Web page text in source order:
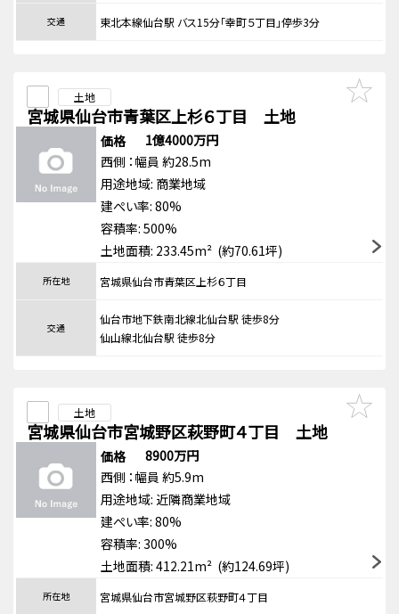
交通 東北本線仙台駅 バス15分「幸町５丁目」停歩3分
土地
宮城県仙台市青葉区上杉６丁目 土地
価格
1億4000万円
西側 ：幅員 約28.5m
用途地域: 商業地域
建ぺい率: 80%
容積率: 500%
土地面積: 233.45m² (約70.61坪)
所在地 宮城県仙台市青葉区上杉６丁目
交通
仙台市地下鉄南北線北仙台駅 徒歩8分
仙山線北仙台駅 徒歩8分
土地
宮城県仙台市宮城野区萩野町４丁目 土地
価格
8900万円
西側 ：幅員 約5.9m
用途地域: 近隣商業地域
建ぺい率: 80%
容積率: 300%
土地面積: 412.21m² (約124.69坪)
所在地 宮城県仙台市宮城野区萩野町４丁目